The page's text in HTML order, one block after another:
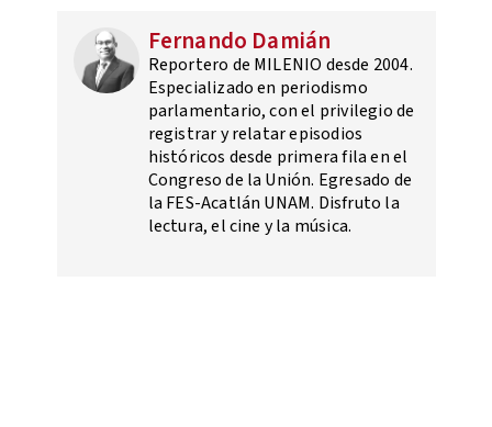
Fernando Damián
Reportero de MILENIO desde 2004.
Especializado en periodismo
parlamentario, con el privilegio de
registrar y relatar episodios
históricos desde primera fila en el
Congreso de la Unión. Egresado de
la FES-Acatlán UNAM. Disfruto la
lectura, el cine y la música.